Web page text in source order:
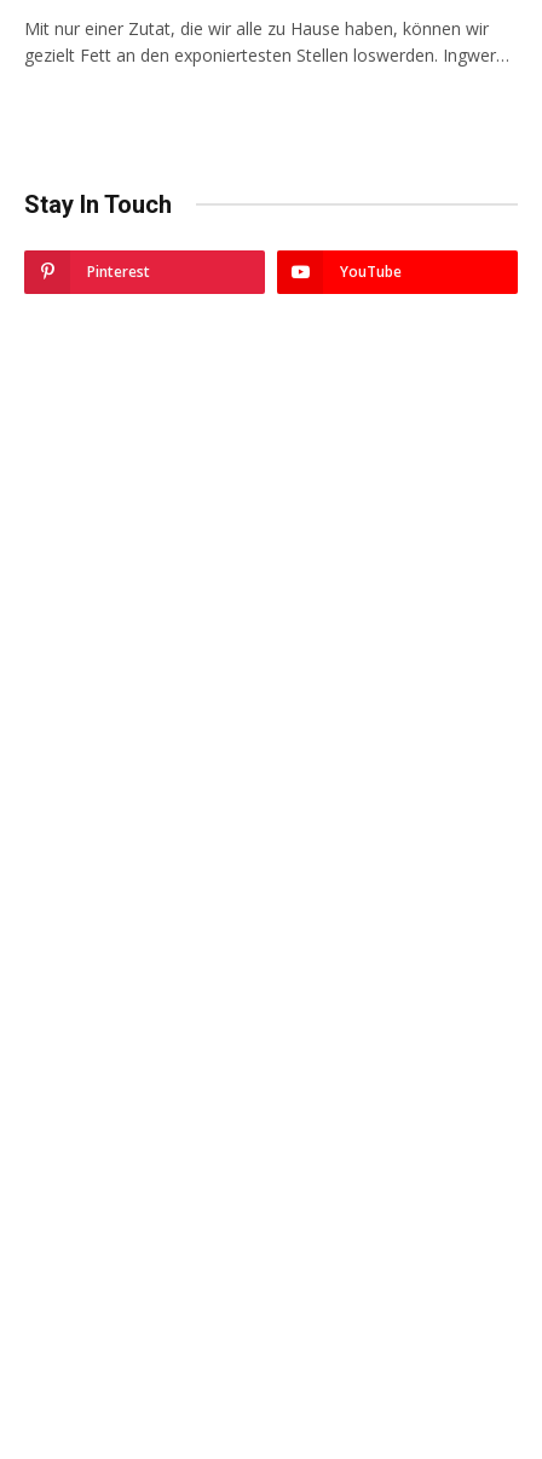
Mit nur einer Zutat, die wir alle zu Hause haben, können wir
gezielt Fett an den exponiertesten Stellen loswerden. Ingwer…
Stay In Touch
Pinterest YouTube